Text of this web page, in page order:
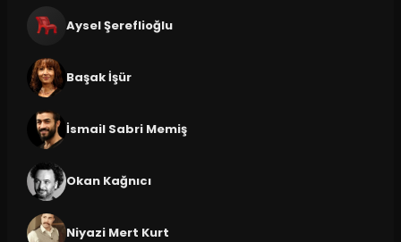
Aysel Şereflioğlu
Başak İşür
İsmail Sabri Memiş
Okan Kağnıcı
Niyazi Mert Kurt